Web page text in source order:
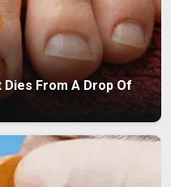
Dies From A Drop Of